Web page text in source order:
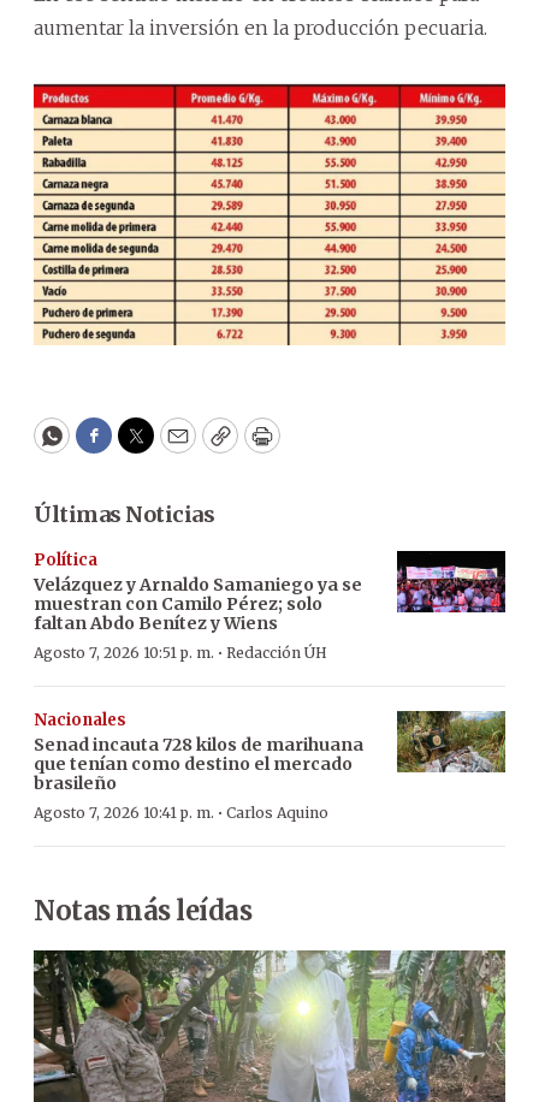
aumentar la inversión en la producción pecuaria.
WhatsApp
Facebook
Twitter
EmailCopyPrint
Últimas Noticias
Política
Velázquez y Arnaldo Samaniego ya se
muestran con Camilo Pérez; solo
faltan Abdo Benítez y Wiens
Agosto 7, 2026 10:51 p. m. · Redacción ÚH
Nacionales
Senad incauta 728 kilos de marihuana
que tenían como destino el mercado
brasileño
Agosto 7, 2026 10:41 p. m. · Carlos Aquino
Notas más leídas